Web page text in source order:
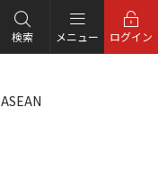
検索 メニュー ログイン
ASEAN